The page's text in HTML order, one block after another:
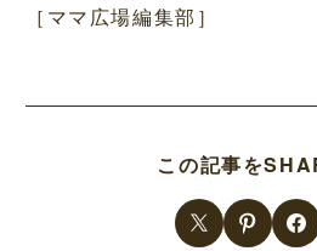
［ママ広場編集部］
この記事を